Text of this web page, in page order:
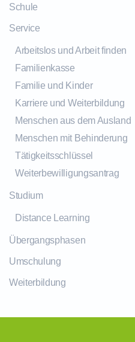
Schule
Service
Arbeitslos und Arbeit finden
Familienkasse
Familie und Kinder
Karriere und Weiterbildung
Menschen aus dem Ausland
Menschen mit Behinderung
Tätigkeitsschlüssel
Weiterbewilligungsantrag
Studium
Distance Learning
Übergangsphasen
Umschulung
Weiterbildung